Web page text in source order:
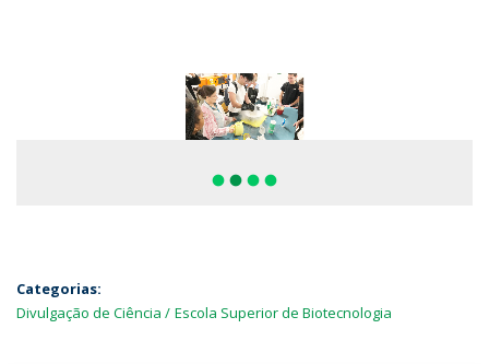
fiber_manual_record fiber_manual_record fiber_manual_record fiber_manual_record
Categorias:
Divulgação de Ciência
Escola Superior de Biotecnologia